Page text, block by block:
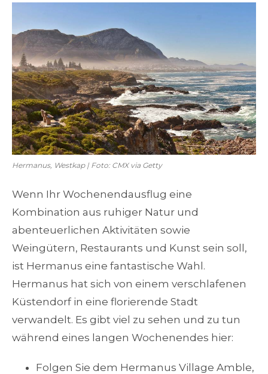
Hermanus, Westkap | Foto: CMX via Getty
Wenn Ihr Wochenendausflug eine
Kombination aus ruhiger Natur und
abenteuerlichen Aktivitäten sowie
Weingütern, Restaurants und Kunst sein soll,
ist Hermanus eine fantastische Wahl.
Hermanus hat sich von einem verschlafenen
Küstendorf in eine florierende Stadt
verwandelt. Es gibt viel zu sehen und zu tun
während eines langen Wochenendes hier:
Folgen Sie dem Hermanus Village Amble,